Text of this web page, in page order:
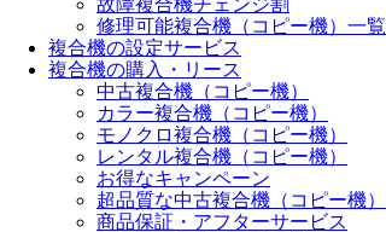
修理可能複合機（コピー機）一覧
複合機の設定サービス
複合機の購入・リース
中古複合機（コピー機）
カラー複合機（コピー機）
モノクロ複合機（コピー機）
レンタル複合機（コピー機）
お得なキャンペーン
超品質な中古複合機（コピー機）
商品保証・アフターサービス